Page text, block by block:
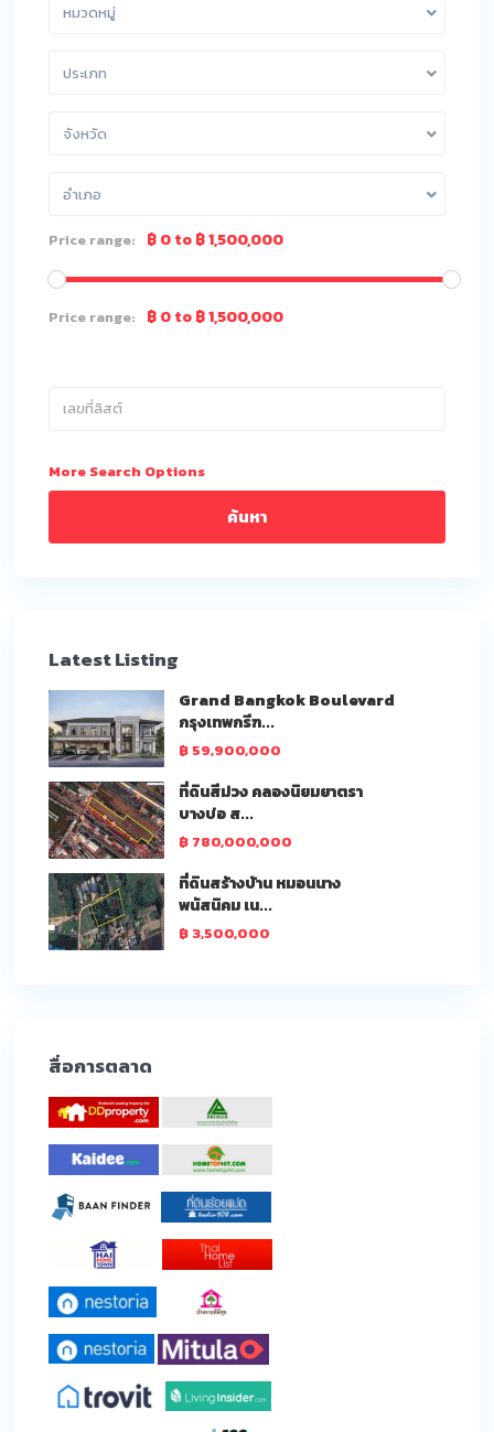
หมวดหมู่
ประเภท
จังหวัด
อำเภอ
Price range: ฿ 0 to ฿ 1,500,000
Price range: ฿ 0 to ฿ 1,500,000
More Search Options
ค้นหา
Latest Listing
Grand Bangkok Boulevard
กรุงเทพกรีฑ...
฿ 59,900,000
ที่ดินสีม่วง คลองนิยมยาตรา
บางบ่อ ส...
฿ 780,000,000
ที่ดินสร้างบ้าน หมอนนาง
พนัสนิคม เน...
฿ 3,500,000
สื่อการตลาด